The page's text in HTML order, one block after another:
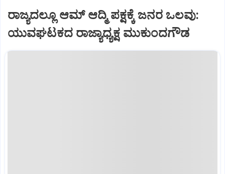
ರಾಜ್ಯದಲ್ಲೂ ಆಮ್‌ ಆದ್ಮಿ ಪಕ್ಷಕ್ಕೆ ಜನರ ಒಲವು:
ಯುವಘಟಕದ ರಾಜ್ಯಾಧ್ಯಕ್ಷ ಮುಕುಂದಗೌಡ